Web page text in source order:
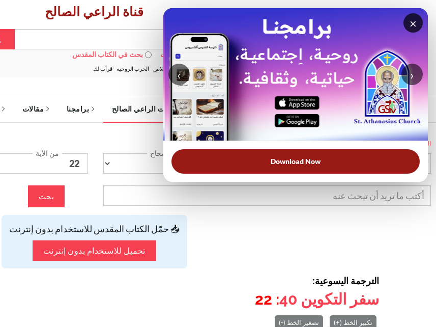
×
‹ ›
Download Now
قناة الراعي الصالح
بحث في الويبسايت بحث في الكتاب المقدس
الأكثر بحثًا: خبزنا اليومي الخلاص الحرب الروحية قرأت لك
الرئيسية خدمات الراعي الصالح برامجنا مقالات
الرئيسية
الإصحاح من الآية
بحث
📥 حمّل الكتاب المقدس للاستخدام بدون إنترنت
تحميل للاستخدام بدون إنترنت
الترجمة اليسوعية:
سفر التكوين 40
: 22
تكبير الخط (+) تصغير الخط (-)